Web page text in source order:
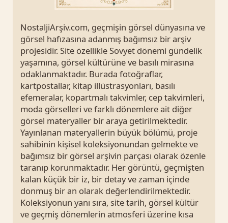
NostaljiArşiv.com, geçmişin görsel dünyasına ve
görsel hafızasına adanmış bağımsız bir arşiv
projesidir. Site özellikle Sovyet dönemi gündelik
yaşamına, görsel kültürüne ve basılı mirasına
odaklanmaktadır. Burada fotoğraflar,
kartpostallar, kitap illüstrasyonları, basılı
efemeralar, kopartmalı takvimler, cep takvimleri,
moda görselleri ve farklı dönemlere ait diğer
görsel materyaller bir araya getirilmektedir.
Yayınlanan materyallerin büyük bölümü, proje
sahibinin kişisel koleksiyonundan gelmekte ve
bağımsız bir görsel arşivin parçası olarak özenle
taranıp korunmaktadır. Her görüntü, geçmişten
kalan küçük bir iz, bir detay ve zaman içinde
donmuş bir an olarak değerlendirilmektedir.
Koleksiyonun yanı sıra, site tarih, görsel kültür
ve geçmiş dönemlerin atmosferi üzerine kısa